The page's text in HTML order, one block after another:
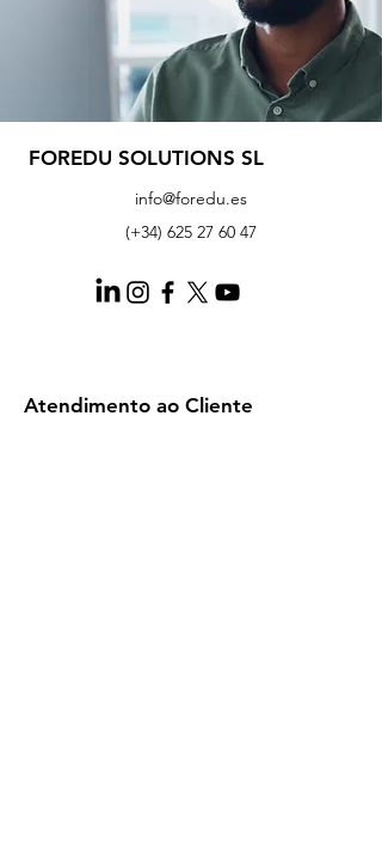
FOREDU SOLUTIONS SL
info@foredu.es
(+34) 625 27 60 47
Atendimento ao Cliente